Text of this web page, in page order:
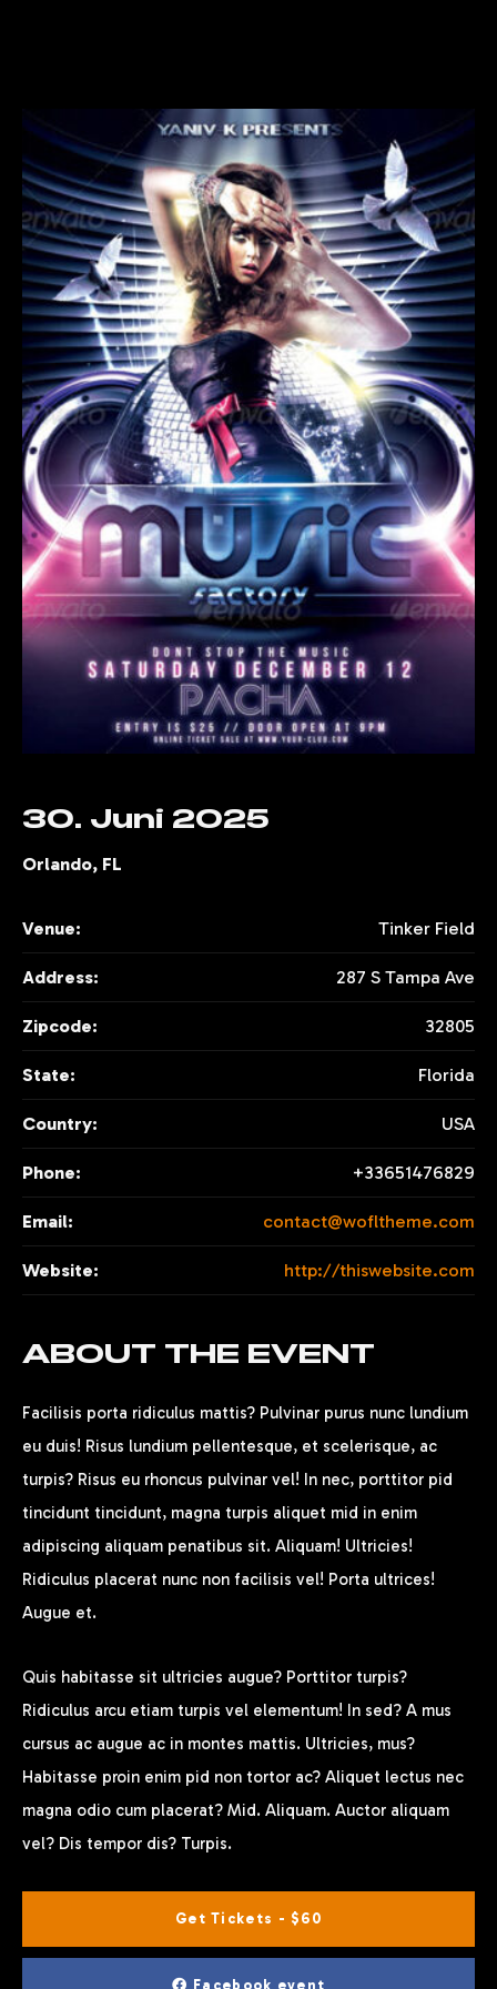
HÖRBEISPIELE
ÜBER MICH
KONTAKT & ANFRAGE
30. Juni 2025
Orlando, FL
Venue: Tinker Field
Address: 287 S Tampa Ave
Zipcode: 32805
State: Florida
Country: USA
Phone: +33651476829
Email: contact@wofltheme.com
Website: http://thiswebsite.com
ABOUT THE EVENT
Facilisis porta ridiculus mattis? Pulvinar purus nunc lundium
eu duis! Risus lundium pellentesque, et scelerisque, ac
turpis? Risus eu rhoncus pulvinar vel! In nec, porttitor pid
tincidunt tincidunt, magna turpis aliquet mid in enim
adipiscing aliquam penatibus sit. Aliquam! Ultricies!
Ridiculus placerat nunc non facilisis vel! Porta ultrices!
Augue et.
Quis habitasse sit ultricies augue? Porttitor turpis?
Ridiculus arcu etiam turpis vel elementum! In sed? A mus
cursus ac augue ac in montes mattis. Ultricies, mus?
Habitasse proin enim pid non tortor ac? Aliquet lectus nec
magna odio cum placerat? Mid. Aliquam. Auctor aliquam
vel? Dis tempor dis? Turpis.
Get Tickets - $60
Facebook event